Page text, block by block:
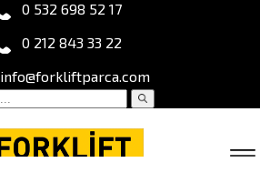
0 532 698 52 17
0 212 843 33 22
info@forkliftparca.com